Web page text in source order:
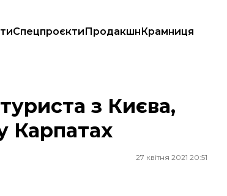
СпецпроєктиПродакшнКрамниця
з Києва,
Карпатах
27 квітня 2021 20:51